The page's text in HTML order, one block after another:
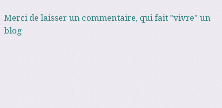
Merci de laisser un commentaire, qui fait "vivre" un
blog